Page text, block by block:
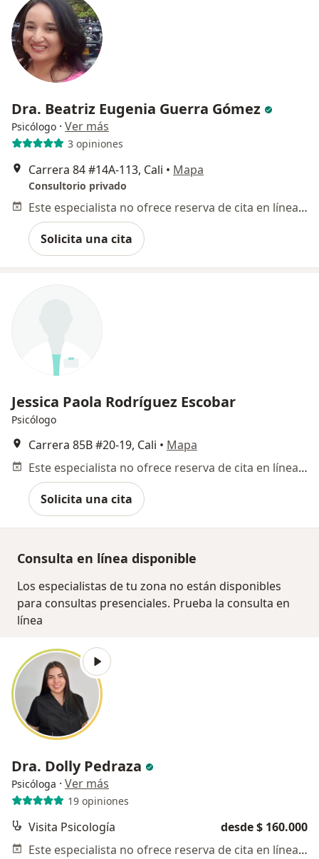
Dra. Beatriz Eugenia Guerra Gómez
Psicólogo · Ver más
3 opiniones
Carrera 84 #14A-113, Cali • Mapa
Consultorio privado
Este especialista no ofrece reserva de cita en línea en esta dirección.
Solicita una cita
Jessica Paola Rodríguez Escobar
Psicólogo
Carrera 85B #20-19, Cali • Mapa
Este especialista no ofrece reserva de cita en línea en esta dirección.
Solicita una cita
Consulta en línea disponible
Los especialistas de tu zona no están disponibles
para consultas presenciales. Prueba la consulta en
línea
Dra. Dolly Pedraza
Psicóloga · Ver más
19 opiniones
Visita Psicología
desde $ 160.000
Este especialista no ofrece reserva de cita en línea en esta dirección.